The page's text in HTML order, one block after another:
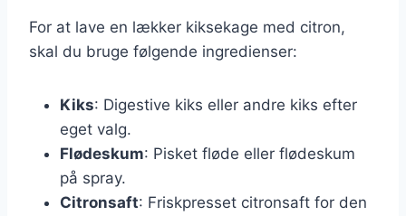
For at lave en lækker kiksekage med citron,
skal du bruge følgende ingredienser:
Kiks: Digestive kiks eller andre kiks efter
eget valg.
Flødeskum: Pisket fløde eller flødeskum
på spray.
Citronsaft: Friskpresset citronsaft for den